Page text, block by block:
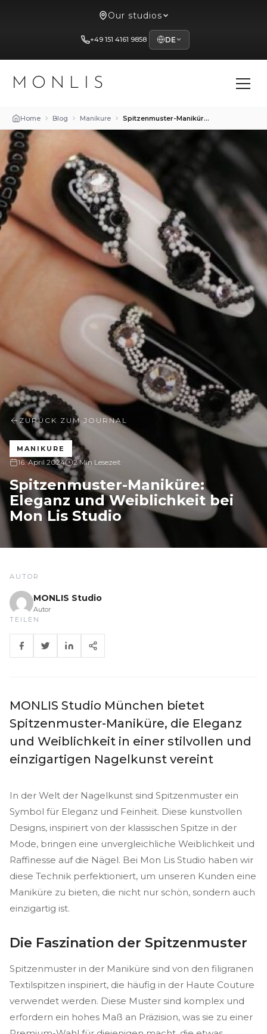
Our studios
+49 151 4161 9858 DE
MONLIS
Home Blog Manikure Spitzenmuster-Maniküre: Eleganz und Weiblichkeit bei Mon Lis Studio
ZURÜCK ZUM JOURNAL
MANIKURE
16. April 2024 2 Min Lesezeit
Spitzenmuster-Maniküre:
Eleganz und Weiblichkeit bei
Mon Lis Studio
AUTOR
MONLIS Studio
Autor
TEILEN
MONLIS Studio München bietet
Spitzenmuster-Maniküre, die Eleganz
und Weiblichkeit in einer stilvollen und
einzigartigen Nagelkunst vereint
In der Welt der Nagelkunst sind Spitzenmuster ein
Symbol für Eleganz und Feinheit. Diese kunstvollen
Designs, inspiriert von der klassischen Spitze in der
Mode, bringen eine unvergleichliche Weiblichkeit und
Raffinesse auf die Nägel. Bei Mon Lis Studio haben wir
diese Technik perfektioniert, um unseren Kunden eine
Maniküre zu bieten, die nicht nur schön, sondern auch
einzigartig ist.
Die Faszination der Spitzenmuster
Spitzenmuster in der Maniküre sind von den filigranen
Textilspitzen inspiriert, die häufig in der Haute Couture
verwendet werden. Diese Muster sind komplex und
erfordern ein hohes Maß an Präzision, was sie zu einer